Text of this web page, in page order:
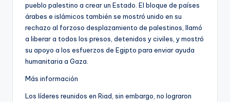
pueblo palestino a crear un Estado. El bloque de países
árabes e islámicos también se mostró unido en su
rechazo al forzoso desplazamiento de palestinos, llamó
a liberar a todos los presos, detenidos y civiles, y mostró
su apoyo a los esfuerzos de Egipto para enviar ayuda
humanitaria a Gaza.
Más información
Los líderes reunidos en Riad, sin embargo, no lograron